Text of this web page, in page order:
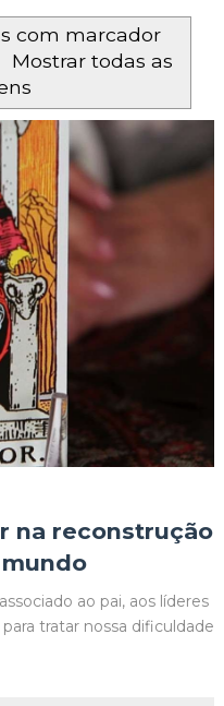
com marcador
Mostrar todas as
na reconstrução
ao pai, aos líderes
tratar nossa dificuldade